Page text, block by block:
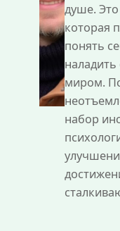
душе.
которая
понять
миром.
набор